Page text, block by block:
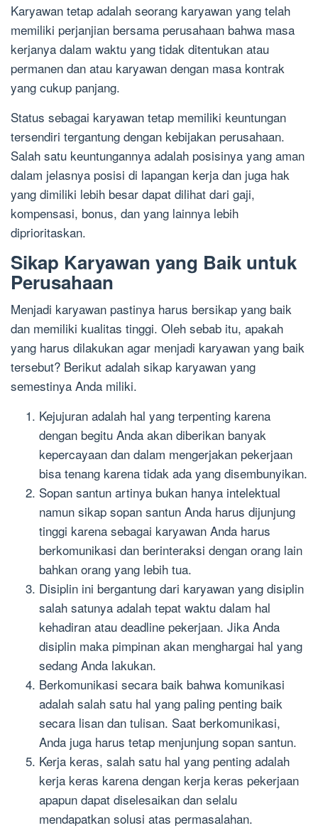
Karyawan tetap adalah seorang karyawan yang telah
memiliki perjanjian bersama perusahaan bahwa masa
kerjanya dalam waktu yang tidak ditentukan atau
permanen dan atau karyawan dengan masa kontrak
yang cukup panjang.
Status sebagai karyawan tetap memiliki keuntungan
tersendiri tergantung dengan kebijakan perusahaan.
Salah satu keuntungannya adalah posisinya yang aman
dalam jelasnya posisi di lapangan kerja dan juga hak
yang dimiliki lebih besar dapat dilihat dari gaji,
kompensasi, bonus, dan yang lainnya lebih
diprioritaskan.
Sikap Karyawan yang Baik untuk
Perusahaan
Menjadi karyawan pastinya harus bersikap yang baik
dan memiliki kualitas tinggi. Oleh sebab itu, apakah
yang harus dilakukan agar menjadi karyawan yang baik
tersebut? Berikut adalah sikap karyawan yang
semestinya Anda miliki.
Kejujuran adalah hal yang terpenting karena
dengan begitu Anda akan diberikan banyak
kepercayaan dan dalam mengerjakan pekerjaan
bisa tenang karena tidak ada yang disembunyikan.
Sopan santun artinya bukan hanya intelektual
namun sikap sopan santun Anda harus dijunjung
tinggi karena sebagai karyawan Anda harus
berkomunikasi dan berinteraksi dengan orang lain
bahkan orang yang lebih tua.
Disiplin ini bergantung dari karyawan yang disiplin
salah satunya adalah tepat waktu dalam hal
kehadiran atau deadline pekerjaan. Jika Anda
disiplin maka pimpinan akan menghargai hal yang
sedang Anda lakukan.
Berkomunikasi secara baik bahwa komunikasi
adalah salah satu hal yang paling penting baik
secara lisan dan tulisan. Saat berkomunikasi,
Anda juga harus tetap menjunjung sopan santun.
Kerja keras, salah satu hal yang penting adalah
kerja keras karena dengan kerja keras pekerjaan
apapun dapat diselesaikan dan selalu
mendapatkan solusi atas permasalahan.